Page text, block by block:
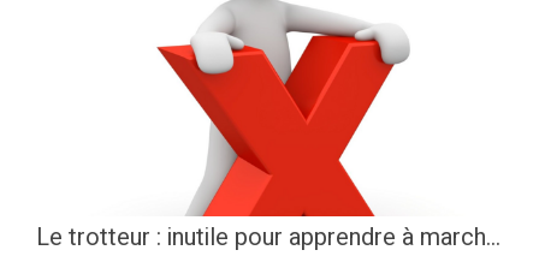
Le trotteur : inutile pour apprendre à marcher